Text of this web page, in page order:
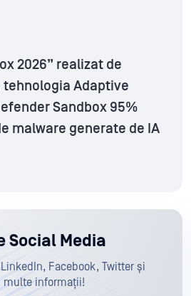
2026” realizat de
tehnologia Adaptive
Sandbox 95%
malware generate de IA
Social Media
LinkedIn, Facebook, Twitter și
multe informații!